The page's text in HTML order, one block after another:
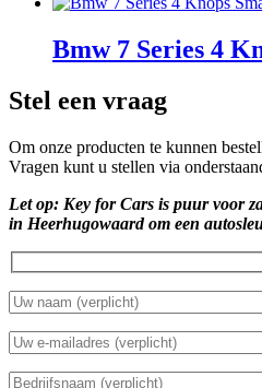
Bmw 7 Series 4
Stel een vraag
Om onze producten te kunnen
Vragen kunt u stellen via
Let op: Key for Cars is puur voor
in Heerhugowaard om een